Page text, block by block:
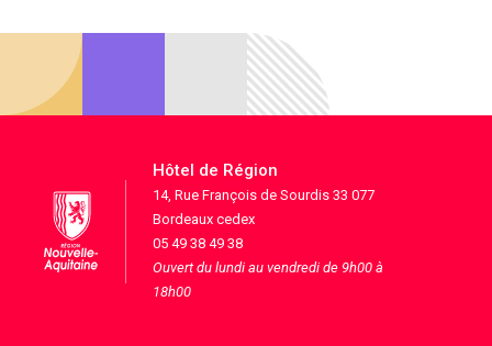
Hôtel de Région
14, Rue François de Sourdis 33 077
Bordeaux cedex
05 49 38 49 38
Ouvert du lundi au vendredi de 9h00 à
18h00